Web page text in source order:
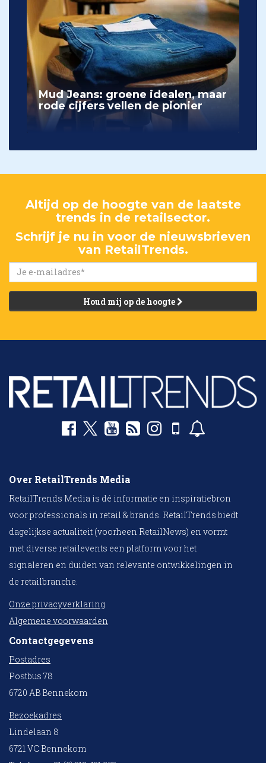
Mud Jeans: groene idealen, maar
rode cijfers vellen de pionier
Altijd op de hoogte van de laatste
trends in de retailsector.
Schrijf je nu in voor de nieuwsbrieven
van RetailTrends.
Houd mij op de hoogte
Over RetailTrends Media
RetailTrends Media is dé informatie en inspiratiebron
voor professionals in retail & brands. RetailTrends biedt
dagelijkse actualiteit (voorheen RetailNews) en vormt
met diverse retailevents een platform voor het
signaleren en duiden van relevante ontwikkelingen in
de retailbranche.
Onze privacyverklaring
Algemene voorwaarden
Contactgegevens
Postadres
Postbus 78
6720 AB Bennekom
Bezoekadres
Lindelaan 8
6721 VC Bennekom